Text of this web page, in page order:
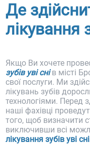
Де
лікування
Якщо Ви хочете
зубів уві снів місті
свої послуги. Ми
лікувань зубів
технологіями. Перед
наші фахівці
того, щоб визначити
виключивши всі
лікування зубів уві сні